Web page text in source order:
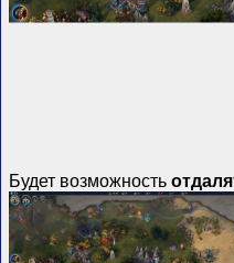
Будет возможность